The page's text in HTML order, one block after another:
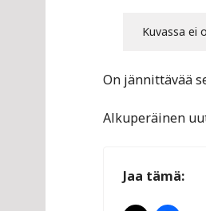
Kuvassa ei
On jännittävää
Alkuperäinen
Jaa tämä: